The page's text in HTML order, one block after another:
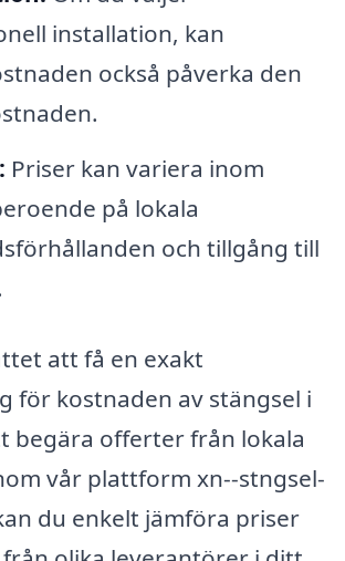
installation, kan
också påverka den
Priser kan variera inom
på lokala
och tillgång till
att få en exakt
för kostnaden av stängsel i
begära offerter från lokala
vår plattform xn--stngsel-
du enkelt jämföra priser